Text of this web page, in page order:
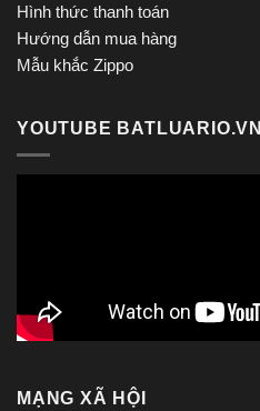
Hình thức thanh toán
Hướng dẫn mua hàng
Mẫu khắc Zippo
YOUTUBE BATLUARIO.VN
MẠNG XÃ HỘI